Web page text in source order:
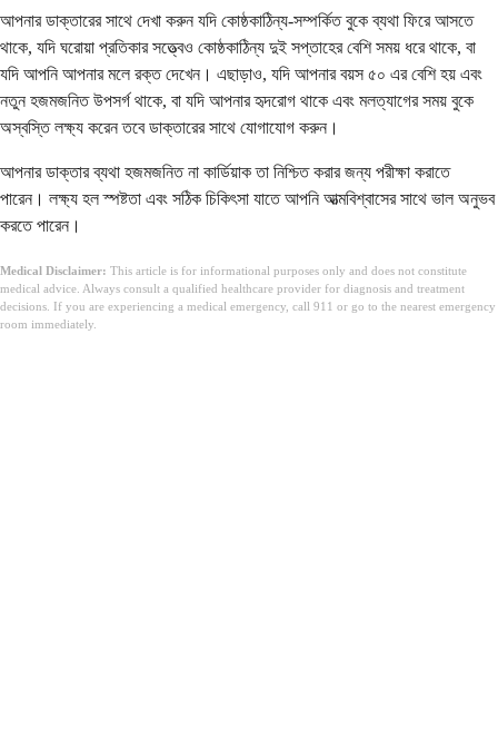
আপনার ডাক্তারের সাথে দেখা করুন যদি কোষ্ঠকাঠিন্য-সম্পর্কিত বুকে ব্যথা ফিরে আসতে
থাকে, যদি ঘরোয়া প্রতিকার সত্ত্বেও কোষ্ঠকাঠিন্য দুই সপ্তাহের বেশি সময় ধরে থাকে, বা
যদি আপনি আপনার মলে রক্ত ​​দেখেন। এছাড়াও, যদি আপনার বয়স ৫০ এর বেশি হয় এবং
নতুন হজমজনিত উপসর্গ থাকে, বা যদি আপনার হৃদরোগ থাকে এবং মলত্যাগের সময় বুকে
অস্বস্তি লক্ষ্য করেন তবে ডাক্তারের সাথে যোগাযোগ করুন।
আপনার ডাক্তার ব্যথা হজমজনিত না কার্ডিয়াক তা নিশ্চিত করার জন্য পরীক্ষা করাতে
পারেন। লক্ষ্য হল স্পষ্টতা এবং সঠিক চিকিৎসা যাতে আপনি আত্মবিশ্বাসের সাথে ভাল অনুভব
করতে পারেন।
Medical Disclaimer: This article is for informational purposes only and does not constitute
medical advice. Always consult a qualified healthcare provider for diagnosis and treatment
decisions. If you are experiencing a medical emergency, call 911 or go to the nearest emergency
room immediately.